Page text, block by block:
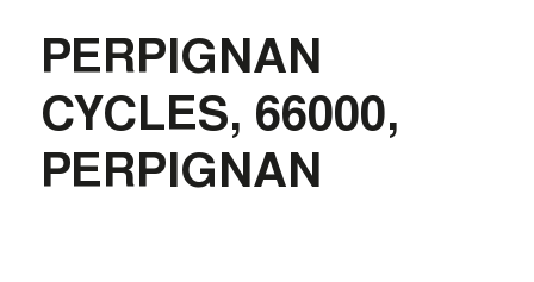
PERPIGNAN
CYCLES, 66000,
PERPIGNAN